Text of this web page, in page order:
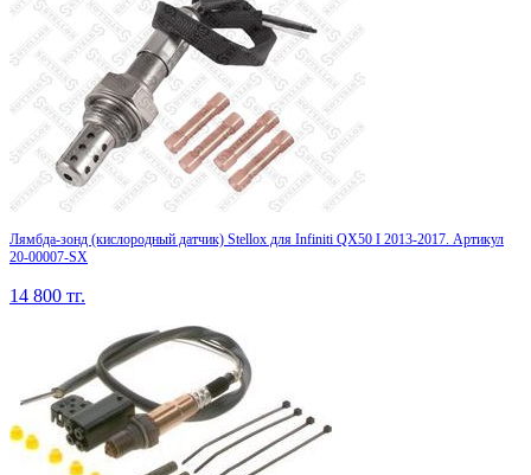
Лямбда-зонд (кислородный датчик) Stellox для Infiniti QX50 I 2013-2017. Артикул
20-00007-SX
14 800 тг.